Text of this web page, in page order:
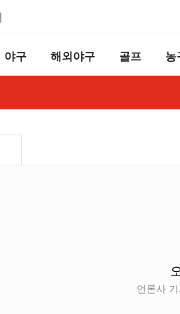
야구 해외야구 골프 농
언론사